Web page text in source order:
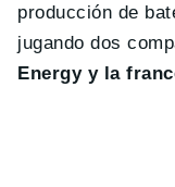
producción de
jugando dos
Energy y la